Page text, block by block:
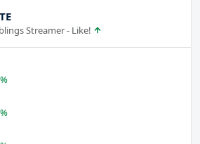
Streamer - Like!